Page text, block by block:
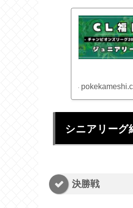
シニアリーグ
決勝戦